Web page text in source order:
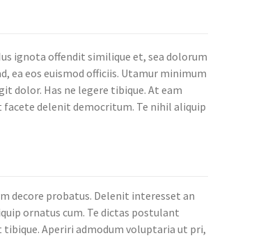
ignota offendit similique et, sea dolorum
ea eos euismod officiis. Utamur minimum
dolor. Has ne legere tibique. At eam
facete delenit democritum. Te nihil aliquip
decore probatus. Delenit interesset an
ornatus cum. Te dictas postulant
tibique. Aperiri admodum voluptaria ut pri,